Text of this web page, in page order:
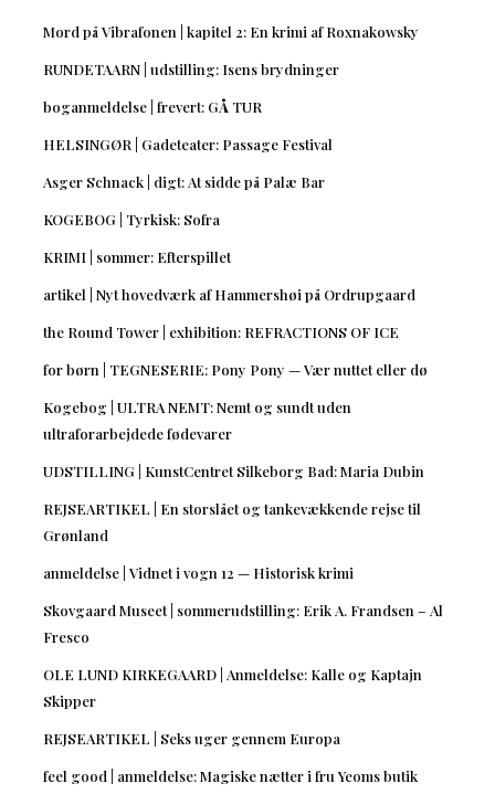
Mord på Vibrafonen | kapitel 2: En krimi af Roxnakowsky
RUNDETAARN | udstilling: Isens brydninger
boganmeldelse | frevert: GÅ TUR
HELSINGØR | Gadeteater: Passage Festival
Asger Schnack | digt: At sidde på Palæ Bar
KOGEBOG | Tyrkisk: Sofra
KRIMI | sommer: Efterspillet
artikel | Nyt hovedværk af Hammershøi på Ordrupgaard
the Round Tower | exhibition: REFRACTIONS OF ICE
for børn | TEGNESERIE: Pony Pony — Vær nuttet eller dø
Kogebog | ULTRA NEMT: Nemt og sundt uden
ultraforarbejdede fødevarer
UDSTILLING | KunstCentret Silkeborg Bad: Maria Dubin
REJSEARTIKEL | En storslået og tankevækkende rejse til
Grønland
anmeldelse | Vidnet i vogn 12 — Historisk krimi
Skovgaard Museet | sommerudstilling: Erik A. Frandsen – Al
Fresco
OLE LUND KIRKEGAARD | Anmeldelse: Kalle og Kaptajn
Skipper
REJSEARTIKEL | Seks uger gennem Europa
feel good | anmeldelse: Magiske nætter i fru Yeoms butik